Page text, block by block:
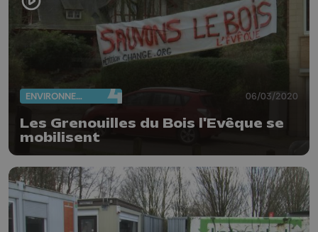
ENVIRONNEMENT 06/03/2020
Les Grenouilles du Bois l'Evêque se
mobilisent